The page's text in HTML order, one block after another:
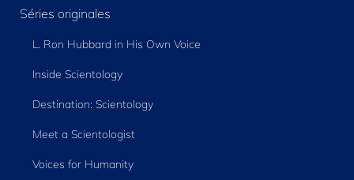
Séries originales
L. Ron Hubbard in His Own Voice
Inside Scientology
Destination: Scientology
Meet a Scientologist
Voices for Humanity